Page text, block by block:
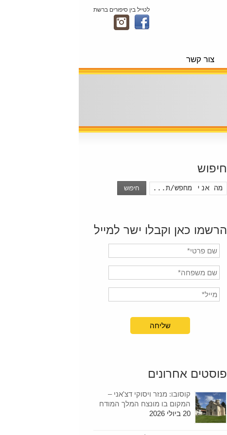
לטייל בין סיפורים ברשת
צור קשר
חיפוש
חיפוש
הרשמו כאן וקבלו ישר למייל
פוסטים אחרונים
קוסובו: מנזר ויסוקי דצ'אני –
המקום בו מונצח המלך המודח
20 ביולי 2026